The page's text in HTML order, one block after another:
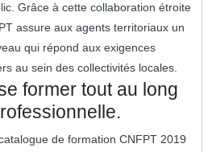
Grâce à cette collaboration étroite
assure aux agents territoriaux un
qui répond aux exigences
au sein des collectivités locales.
former tout au long
de formation CNFPT 2019